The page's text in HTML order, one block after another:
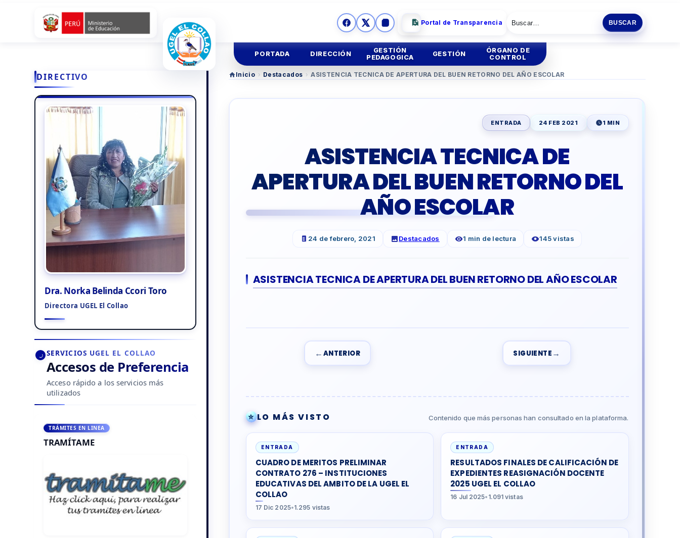
Portal de Transparencia BUSCAR
PORTADA DIRECCIÓN
GESTIÓN
PEDAGOGICA
TUTORIA Y CONVIVENCIAESCOLAR
EDUCACIÓN TÉCNICOPRODUCTIVA
TALLERDOCENTES
GESTIÓN
ÓRGANO DE
CONTROL
DIRECTIVO
Dra. Norka Belinda Ccori Toro
Directora UGEL El Collao
SERVICIOS UGEL EL COLLAO
Accesos de Preferencia
Acceso rápido a los servicios más
utilizados
TRÁMITES EN LINEA
TRAMÍTAME
Inicio › Destacados › ASISTENCIA TECNICA DE APERTURA DEL BUEN RETORNO DEL AÑO ESCOLAR
ENTRADA 24 FEB 2021 1 MIN
ASISTENCIA TECNICA DE
APERTURA DEL BUEN RETORNO DEL
AÑO ESCOLAR
24 de febrero, 2021 Destacados 1 min de lectura 145 vistas
ASISTENCIA TECNICA DE APERTURA DEL BUEN RETORNO DEL AÑO ESCOLAR
← ANTERIOR SIGUIENTE →
⭐LO MÁS VISTO Contenido que más personas han consultado en la plataforma.
ENTRADA
CUADRO DE MERITOS PRELIMINAR
CONTRATO 276 – INSTITUCIONES
EDUCATIVAS DEL AMBITO DE LA UGEL EL
COLLAO
17 Dic 2025•1.295 vistas
ENTRADA
RESULTADOS FINALES DE CALIFICACIÓN DE
EXPEDIENTES REASIGNACIÓN DOCENTE
2025 UGEL EL COLLAO
16 Jul 2025• 1.091 vistas